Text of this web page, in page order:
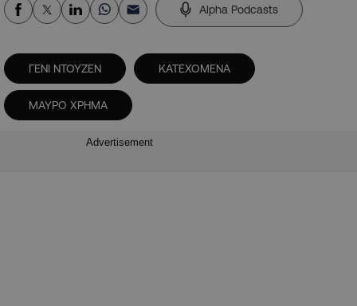
Alpha Podcasts
ΓΕΝΙ ΝΤΟΥΖΕΝ ΚΑΤΕΧΟΜΕΝΑ
ΜΑΥΡΟ ΧΡΗΜΑ
Advertisement